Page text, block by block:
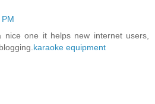
nice one it helps new internet users,
karaoke equipment